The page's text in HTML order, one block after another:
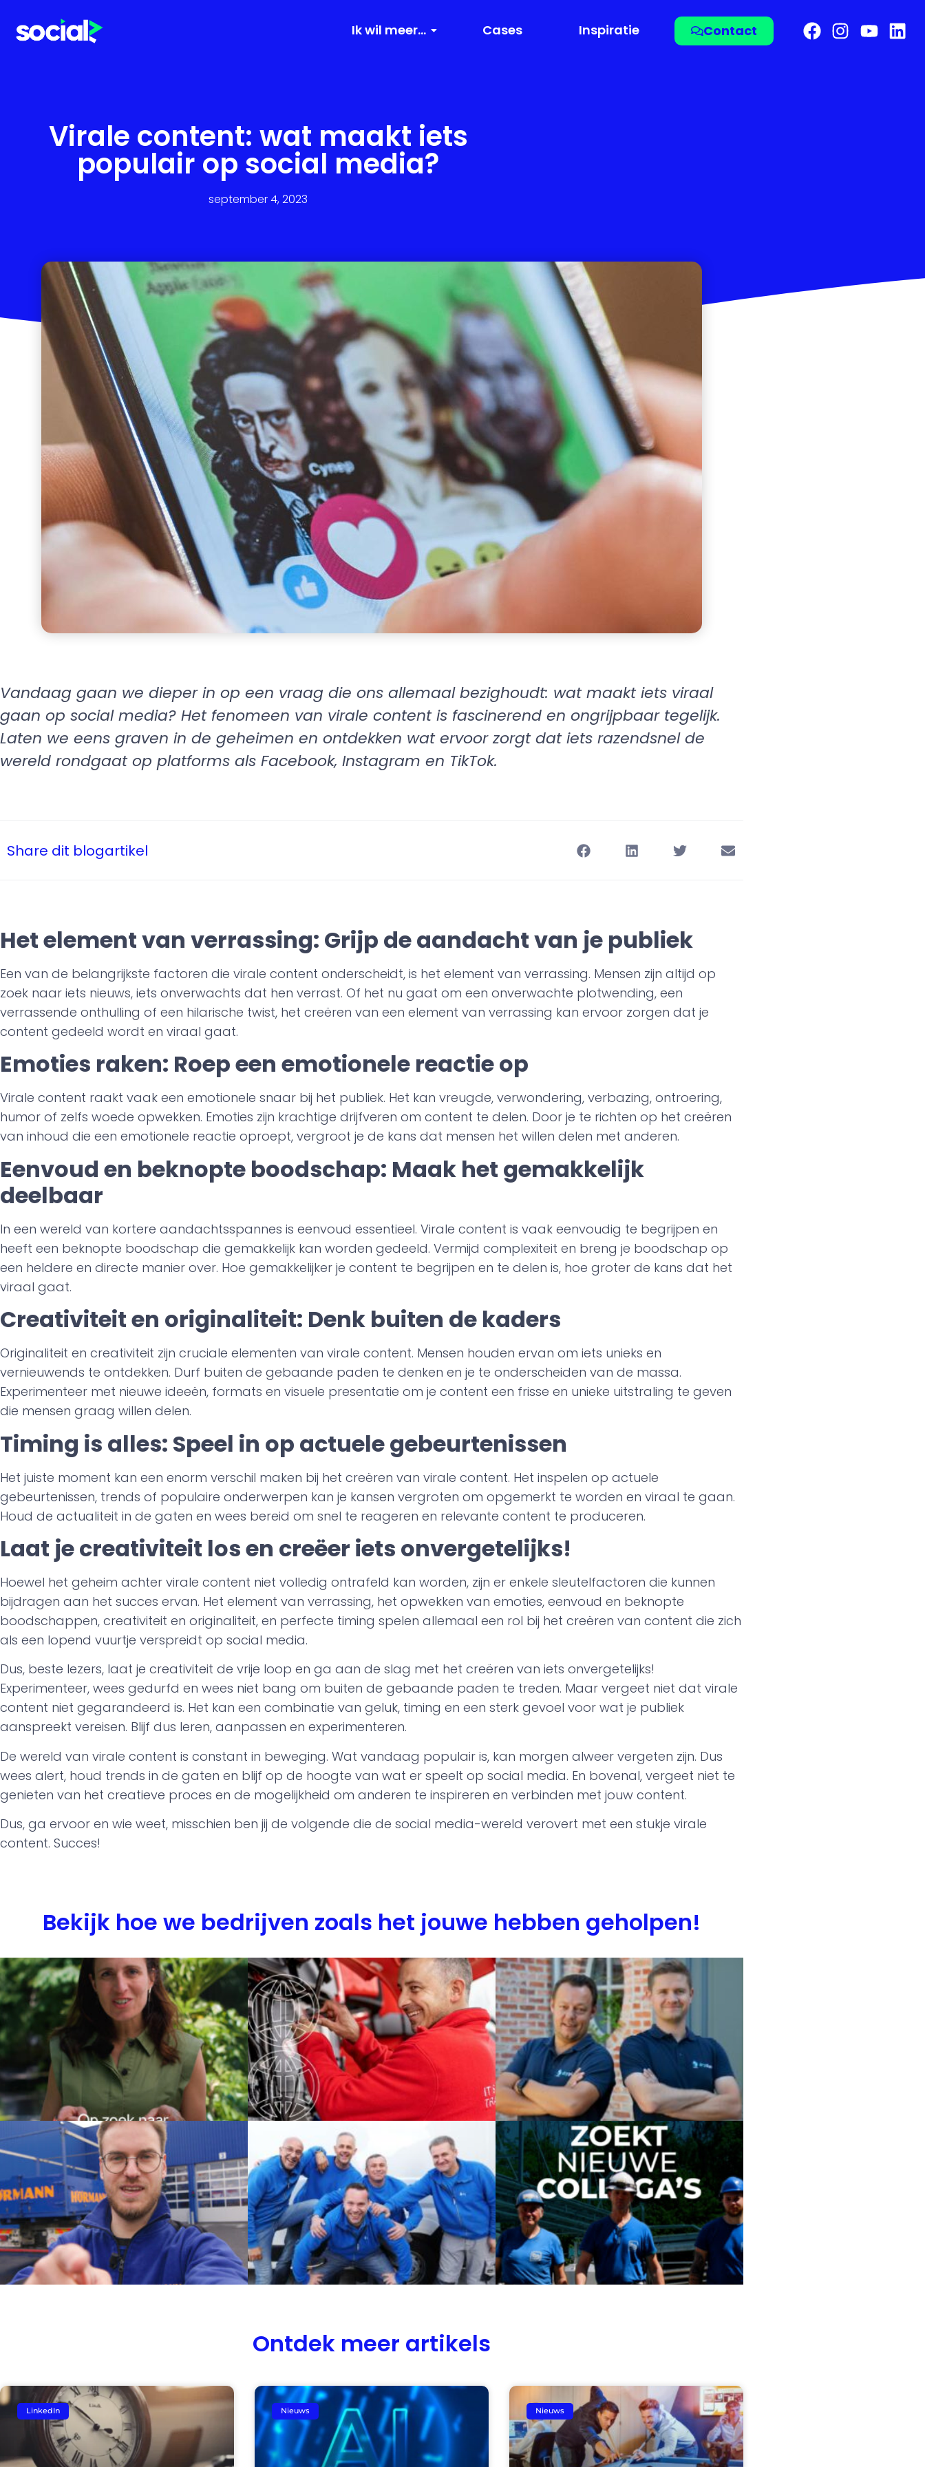
Ik wil meer... Cases Inspiratie Contact
Virale content: wat maakt iets
populair op social media?
september 4, 2023
Vandaag gaan we dieper in op een vraag die ons allemaal bezighoudt: wat maakt iets viraal
gaan op social media? Het fenomeen van virale content is fascinerend en ongrijpbaar tegelijk.
Laten we eens graven in de geheimen en ontdekken wat ervoor zorgt dat iets razendsnel de
wereld rondgaat op platforms als Facebook, Instagram en TikTok.
Share dit blogartikel
Het element van verrassing: Grijp de aandacht van je publiek
Een van de belangrijkste factoren die virale content onderscheidt, is het element van verrassing. Mensen zijn altijd op
zoek naar iets nieuws, iets onverwachts dat hen verrast. Of het nu gaat om een onverwachte plotwending, een
verrassende onthulling of een hilarische twist, het creëren van een element van verrassing kan ervoor zorgen dat je
content gedeeld wordt en viraal gaat.
Emoties raken: Roep een emotionele reactie op
Virale content raakt vaak een emotionele snaar bij het publiek. Het kan vreugde, verwondering, verbazing, ontroering,
humor of zelfs woede opwekken. Emoties zijn krachtige drijfveren om content te delen. Door je te richten op het creëren
van inhoud die een emotionele reactie oproept, vergroot je de kans dat mensen het willen delen met anderen.
Eenvoud en beknopte boodschap: Maak het gemakkelijk
deelbaar
In een wereld van kortere aandachtsspannes is eenvoud essentieel. Virale content is vaak eenvoudig te begrijpen en
heeft een beknopte boodschap die gemakkelijk kan worden gedeeld. Vermijd complexiteit en breng je boodschap op
een heldere en directe manier over. Hoe gemakkelijker je content te begrijpen en te delen is, hoe groter de kans dat het
viraal gaat.
Creativiteit en originaliteit: Denk buiten de kaders
Originaliteit en creativiteit zijn cruciale elementen van virale content. Mensen houden ervan om iets unieks en
vernieuwends te ontdekken. Durf buiten de gebaande paden te denken en je te onderscheiden van de massa.
Experimenteer met nieuwe ideeën, formats en visuele presentatie om je content een frisse en unieke uitstraling te geven
die mensen graag willen delen.
Timing is alles: Speel in op actuele gebeurtenissen
Het juiste moment kan een enorm verschil maken bij het creëren van virale content. Het inspelen op actuele
gebeurtenissen, trends of populaire onderwerpen kan je kansen vergroten om opgemerkt te worden en viraal te gaan.
Houd de actualiteit in de gaten en wees bereid om snel te reageren en relevante content te produceren.
Laat je creativiteit los en creëer iets onvergetelijks!
Hoewel het geheim achter virale content niet volledig ontrafeld kan worden, zijn er enkele sleutelfactoren die kunnen
bijdragen aan het succes ervan. Het element van verrassing, het opwekken van emoties, eenvoud en beknopte
boodschappen, creativiteit en originaliteit, en perfecte timing spelen allemaal een rol bij het creëren van content die zich
als een lopend vuurtje verspreidt op social media.
Dus, beste lezers, laat je creativiteit de vrije loop en ga aan de slag met het creëren van iets onvergetelijks!
Experimenteer, wees gedurfd en wees niet bang om buiten de gebaande paden te treden. Maar vergeet niet dat virale
content niet gegarandeerd is. Het kan een combinatie van geluk, timing en een sterk gevoel voor wat je publiek
aanspreekt vereisen. Blijf dus leren, aanpassen en experimenteren.
De wereld van virale content is constant in beweging. Wat vandaag populair is, kan morgen alweer vergeten zijn. Dus
wees alert, houd trends in de gaten en blijf op de hoogte van wat er speelt op social media. En bovenal, vergeet niet te
genieten van het creatieve proces en de mogelijkheid om anderen te inspireren en verbinden met jouw content.
Dus, ga ervoor en wie weet, misschien ben jij de volgende die de social media-wereld verovert met een stukje virale
content. Succes!
Bekijk hoe we bedrijven zoals het jouwe hebben geholpen!
Ontdek meer artikels
LinkedIn Nieuws Nieuws